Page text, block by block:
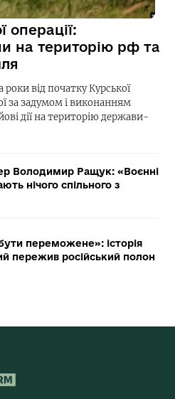
операції:
на територію рф та
від початку Курської
за задумом і виконанням
дії на територію держави-
Володимир Ращук: «Воєнні
нічого спільного з
переможене»: історія
пережив російський полон